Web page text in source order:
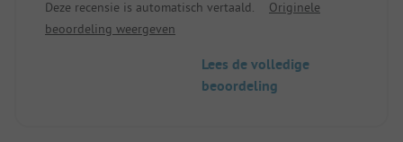
geïsoleerd buiten het dorp. Niets is te voet
bereikbaar. Erg vol in de zomer, dan zijn 4 toiletten
helft van de plaatsen heeft elektriciteit. Klein
zwemgedeelte erg stenig, maar er is tenminste een
Deze recensie is automatisch vertaald.
Originele
beoordeling weergeven
Lees de volledige
beoordeling